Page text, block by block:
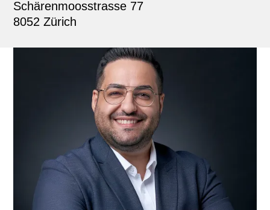
Schärenmoosstrasse 77
8052 Zürich
Commercialisation
Comptabilité immobilière
Finance & comptabilité
Marketing & communication
Personnel
Recherche & Analyse de marché
Services aux propriétaires
Alle
Lausanne
Recherche par nom